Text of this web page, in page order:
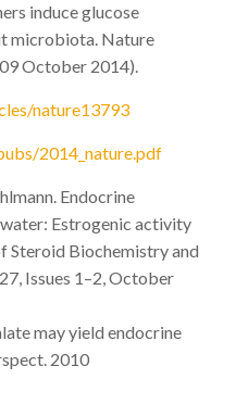
induce glucose
microbiota. Nature
October 2014).
nature13793
2014_nature.pdf
Endocrine
Estrogenic activity
Steroid Biochemistry and
Issues 1–2, October
may yield endocrine
2010